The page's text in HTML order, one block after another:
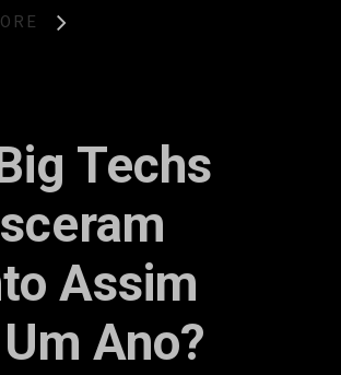
Techs
Assim
Ano?